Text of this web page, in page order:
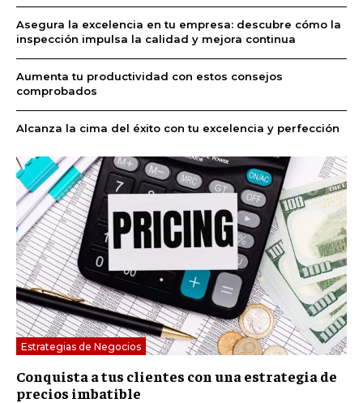
Asegura la excelencia en tu empresa: descubre cómo la
inspección impulsa la calidad y mejora continua
Aumenta tu productividad con estos consejos
comprobados
Alcanza la cima del éxito con tu excelencia y perfección
Estrategias de Negocios
Conquista a tus clientes con una estrategia de
precios imbatible